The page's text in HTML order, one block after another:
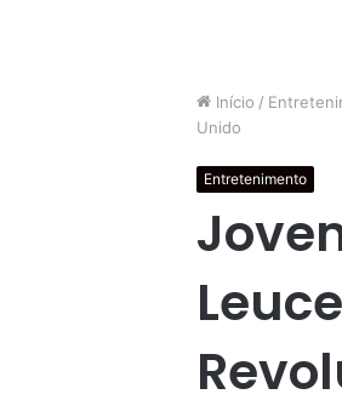
Início /
Unido
Entretenimento